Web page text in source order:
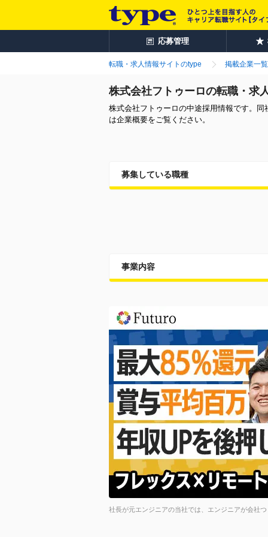
応募管理
転職・求人情報サイトのtype 掲載企業一覧
株式会社フトゥーロの転職・求
株式会社フトゥーロの中途採用情報です。
は企業概要をご覧ください。
募集している職種
事業内容
社長が元エンジニアの当社では、エンジニアが会社